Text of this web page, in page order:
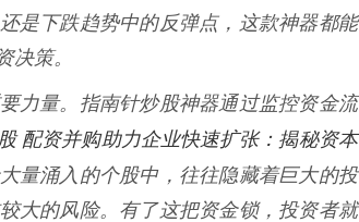
是下跌趋势中的反弹点，这款神器都能
决策。
力量。指南针炒股神器通过监控资金流
配资并购助力企业快速扩张：揭秘资本
量涌入的个股中，往往隐藏着巨大的投
大的风险。有了这把资金锁，投资者就